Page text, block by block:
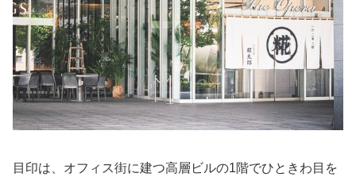
目印は、オフィス街に建つ高層ビルの1階でひときわ目を